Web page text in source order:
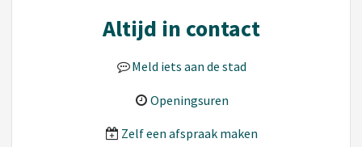
Altijd in contact
Meld iets aan de stad
Openingsuren
Zelf een afspraak maken